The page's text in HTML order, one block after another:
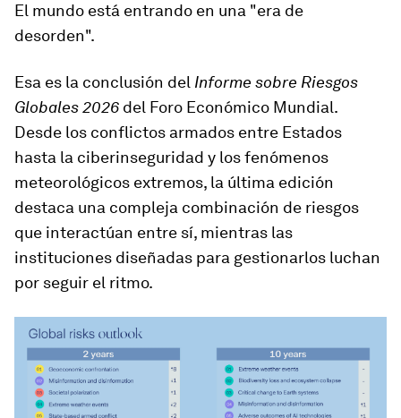
El mundo está entrando en una "era de
desorden".
Esa es la conclusión del Informe sobre Riesgos
Globales 2026 del Foro Económico Mundial.
Desde los conflictos armados entre Estados
hasta la ciberinseguridad y los fenómenos
meteorológicos extremos, la última edición
destaca una compleja combinación de riesgos
que interactúan entre sí, mientras las
instituciones diseñadas para gestionarlos luchan
por seguir el ritmo.